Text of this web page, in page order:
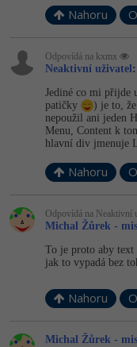
Nahoru
Odpovídá na kxmx
Neaktivní uživatel:
Jediné co mi přijde
patičky
) je to,
nepoužil ani jeden
Menu, Content k
hlavní div jmenuje
Nahoru
Odpovídá na Neaktivní
Michal Žůrek -
To je proto aby text
jak to vypadá bez
Nahoru
Michal Žůrek -